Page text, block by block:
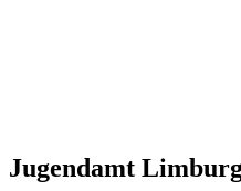
Jugendamt